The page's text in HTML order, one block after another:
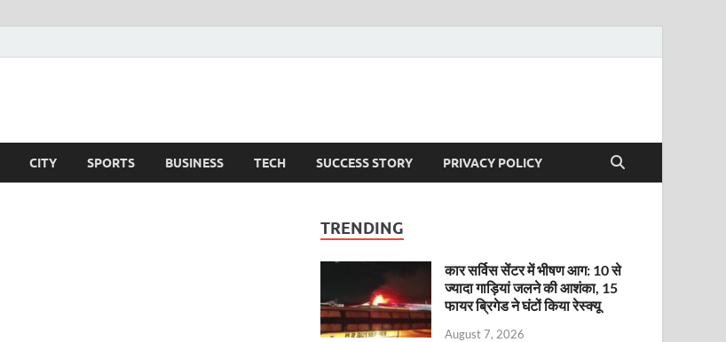
CITY SPORTS BUSINESS TECH SUCCESS STORY PRIVACY POLICY
TRENDING
कार सर्विस सेंटर में भीषण आग: 10 से
ज्यादा गाड़ियां जलने की आशंका, 15
फायर ब्रिगेड ने घंटों किया रेस्क्यू
August 7, 2026